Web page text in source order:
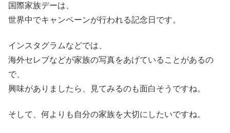
国際家族デーは、
世界中でキャンペーンが行われる記念日です。
インスタグラムなどでは、
海外セレブなどが家族の写真をあげていることがあるの
で、
興味がありましたら、見てみるのも面白そうですね。
そして、何よりも自分の家族を大切にしたいですね。